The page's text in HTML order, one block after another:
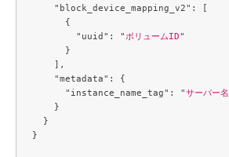
    "block_device_mapping_v2": [
      {
        "uuid": "
ボリュームID"
      }
    ],
    "metadata": {
      "instance_name_tag": "
サーバー名
    }
  }